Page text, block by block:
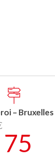
– Bruxelles
75